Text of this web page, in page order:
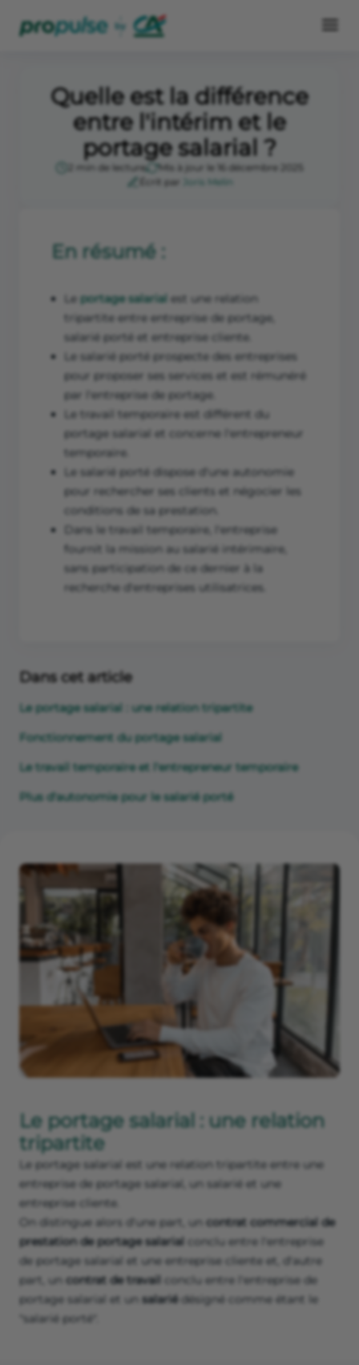
Quelle est la différence
entre l'intérim et le
portage salarial ?
2 min de lecture
Mis à jour le 16 décembre 2025
Écrit par
Joris Melin
En résumé :
Le portage salarial est une relation
tripartite entre entreprise de portage,
salarié porté et entreprise cliente.
Le salarié porté prospecte des entreprises
pour proposer ses services et est rémunéré
par l'entreprise de portage.
Le travail temporaire est différent du
portage salarial et concerne l'entrepreneur
temporaire.
Le salarié porté dispose d'une autonomie
pour rechercher ses clients et négocier les
conditions de sa prestation.
Dans le travail temporaire, l'entreprise
fournit la mission au salarié intérimaire,
sans participation de ce dernier à la
recherche d'entreprises utilisatrices.
Dans cet article
Le portage salarial : une relation tripartite
Fonctionnement du portage salarial
Le travail temporaire et l'entrepreneur temporaire
Plus d'autonomie pour le salarié porté
Le portage salarial : une relation
tripartite
Le portage salarial est une relation tripartite entre une
entreprise de portage salarial, un salarié et une
entreprise cliente.
On distingue alors d'une part, un contrat commercial de
prestation de portage salarial conclu entre l'entreprise
de portage salarial et une entreprise cliente et, d'autre
part, un contrat de travail
conclu entre l'entreprise de
portage salarial et un salariédésigné comme étant le
"salarié porté".